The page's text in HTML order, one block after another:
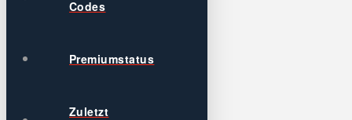
Codes
Premiumstatus
Zuletzt